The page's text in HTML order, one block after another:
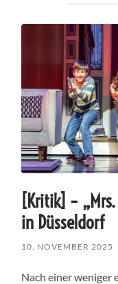
[Kritik] –
in Düsseldorf
10. NOVEMBER 2025
Nach einer weniger